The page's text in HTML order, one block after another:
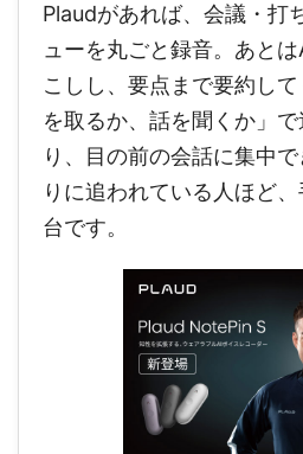
Plaudがあれば、会議・打
ューを丸ごと録音。あと
こしし、要点まで要約し
を取るか、話を聞くか」
り、目の前の会話に集中
りに追われている人ほど
台です。